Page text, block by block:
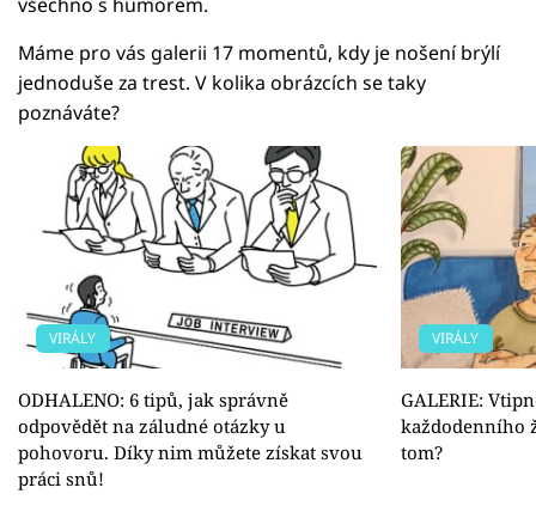
Máme pro vás galerii 17 momentů, kdy je nošení brýlí
jednoduše za trest. V kolika obrázcích se taky
poznáváte?
VIRÁLY
ODHALENO: 6 tipů, jak správně
odpovědět na záludné otázky u
pohovoru. Díky nim můžete získat svou
práci snů!
VIRÁLY
GALERIE:
každodenního
tom?